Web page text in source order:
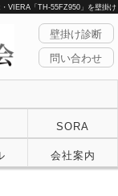
VIERA「TH-55FZ950」を壁掛け
壁掛け診断
問い合わせ
SORA
会社案内